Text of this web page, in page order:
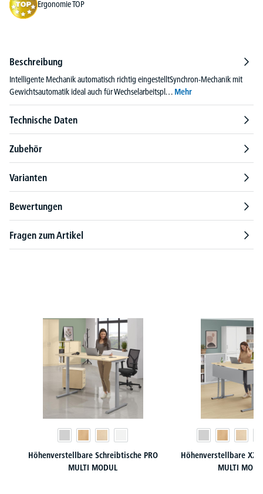
Ergonomie TOP
Beschreibung
Intelligente Mechanik automatisch richtig eingestelltSynchron-Mechanik mit
Gewichtsautomatik ideal auch für Wechselarbeitspl… Mehr
Technische Daten
Zubehör
Varianten
Bewertungen
Fragen zum Artikel
Höhenverstellbare Schreibtische PRO
MULTI MODUL
Höhenverstellbare
MULTI